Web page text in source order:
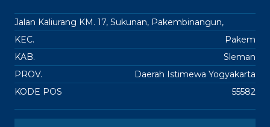
Jalan Kaliurang KM. 17, Sukunan, Pakembinangun,
KEC.
Pakem
KAB.
Sleman
PROV.
Daerah Istimewa Yogyakarta
KODE POS
55582